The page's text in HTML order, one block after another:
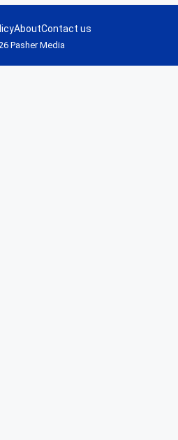
Pasher Media
AboutContact us